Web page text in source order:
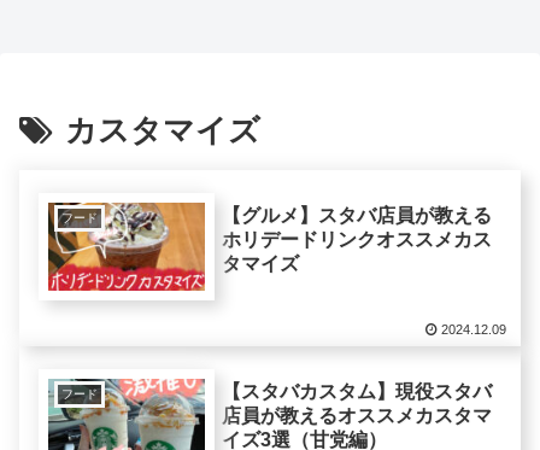
カスタマイズ
フード
【グルメ】スタバ店員が教える
ホリデードリンクオススメカス
タマイズ
2024.12.09
フード
【スタバカスタム】現役スタバ
店員が教えるオススメカスタマ
イズ3選（甘党編）